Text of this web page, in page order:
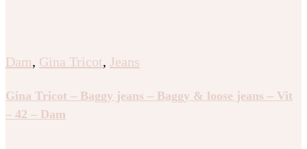
Dam, Gina Tricot, Jeans
Gina Tricot – Baggy jeans – Baggy & loose jeans – Vit
– 42 – Dam